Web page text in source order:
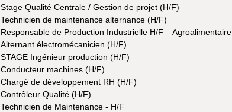
Stage Qualité Centrale / Gestion de projet (H/F)
Technicien de maintenance alternance (H/F)
Responsable de Production Industrielle H/F – Agroalimentaire
Alternant électromécanicien (H/F)
STAGE Ingénieur production (H/F)
Conducteur machines (H/F)
Chargé de développement RH (H/F)
Contrôleur Qualité (H/F)
Technicien de Maintenance - H/F